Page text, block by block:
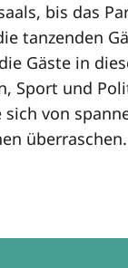
bis das
tanzenden
Gäste in
Sport und
sich von
überraschen.